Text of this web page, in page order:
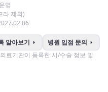
영
라 제외)
알아보기 arrow_right 병원 입점 문의 arrow_right
료기관이 등록한 시/수술 정보 및